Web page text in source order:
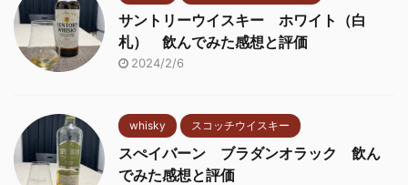
サントリーウイスキー ホワイト（白
札） 飲んでみた感想と評価
2024/2/6
whisky スコッチウイスキー
スぺイバーン ブラダンオラック 飲ん
でみた感想と評価